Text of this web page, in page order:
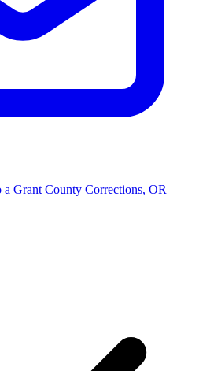
a Grant County Corrections, OR